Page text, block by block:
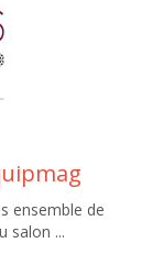
ensemble de
salon ...